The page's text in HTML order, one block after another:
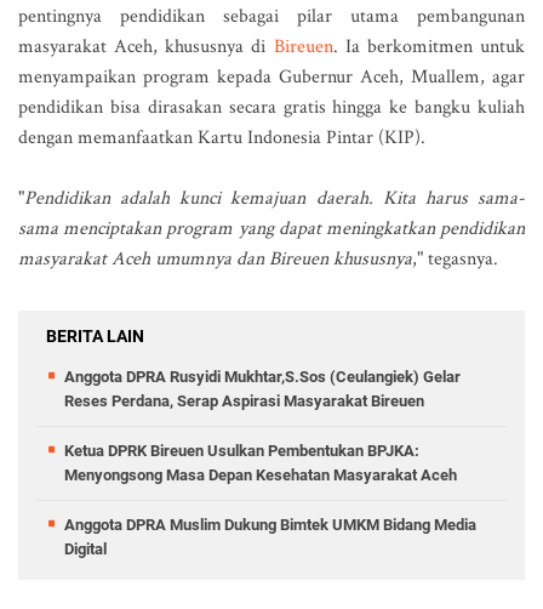
pentingnya pendidikan sebagai pilar utama pembangunan
masyarakat Aceh, khususnya di Bireuen. Ia berkomitmen untuk
menyampaikan program kepada Gubernur Aceh, Muallem, agar
pendidikan bisa dirasakan secara gratis hingga ke bangku kuliah
dengan memanfaatkan Kartu Indonesia Pintar (KIP).
"Pendidikan adalah kunci kemajuan daerah. Kita harus sama-
sama menciptakan program yang dapat meningkatkan pendidikan
masyarakat Aceh umumnya dan Bireuen khususnya," tegasnya.
BERITA LAIN
Anggota DPRA Rusyidi Mukhtar,S.Sos (Ceulangiek) Gelar
Reses Perdana, Serap Aspirasi Masyarakat Bireuen
Ketua DPRK Bireuen Usulkan Pembentukan BPJKA:
Menyongsong Masa Depan Kesehatan Masyarakat Aceh
Anggota DPRA Muslim Dukung Bimtek UMKM Bidang Media
Digital